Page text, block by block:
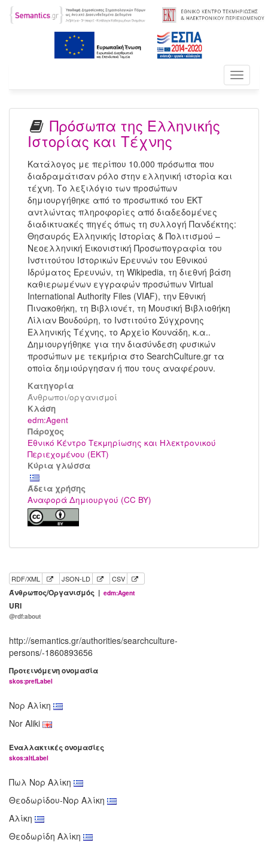
Toggle
Πρόσωπα της Ελληνικής
Ιστορίας και Τέχνης
Κατάλογος με περίπου 10.000 πρόσωπα που
διαδραμάτισαν ρόλο στην ελληνική ιστορία και
τέχνη. Το λεξιλόγιο των προσώπων
δημιουργήθηκε από το προσωπικό του ΕΚΤ
αντλώντας πληροφορίες από διαδεδομένες
διαδικτυακές πηγές όπως τη συλλογή Πανδέκτης:
Θησαυρός Ελληνικής Ιστορίας & Πολιτισμού –
Νεοελληνική Εικονιστική Προσωπογραφία του
Ινστιτούτου Ιστορικών Ερευνών του Εθνικού
Ιδρύματος Ερευνών, τη Wikipedia, τη διεθνή βάση
καθιερωμένων εγγραφών προσώπων Virtual
International Authority Files (VIAF), την Εθνική
Πινακοθήκη, τη Βιβλιονέτ, τη Μουσική Βιβλιοθήκη
Λίλιαν Βουδούρη, το Ινστιτούτο Σύγχρονης
Ελληνικής Τέχνης, το Αρχείο Κουνάδη, κ.α..
Δημιουργήθηκε για την διασύνδεση φυσικών
προσώπων με τεκμήρια στο SearchCulture.gr τα
οποία δημιούργησαν ή που τους αναφέρουν.
Κατηγορία
Άνθρωποι/οργανισμοί
Kλάση
edm:Agent
Πάροχος
Εθνικό Κέντρο Τεκμηρίωσης και Ηλεκτρονικού
Περιεχομένου (ΕΚΤ)
Κύρια γλώσσα
Άδεια χρήσης
Αναφορά Δημιουργού (CC BY)
RDF/XML JSON-LD CSV
Άνθρωπος/Οργανισμός | edm:Agent
URI
@rdf:about
http://semantics.gr/authorities/searchculture-
persons/-1860893656
Προτεινόμενη ονομασία
skos:prefLabel
Νορ Αλίκη
Nor Aliki
Εναλλακτικές ονομασίες
skos:altLabel
Πωλ Νορ Αλίκη
Θεοδωρίδου-Νορ Αλίκη
Αλίκη
Θεοδωρίδη Αλίκη